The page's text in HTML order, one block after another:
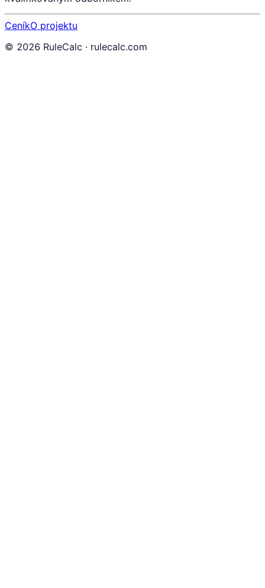
CeníkO projektu
© 2026 RuleCalc · rulecalc.com